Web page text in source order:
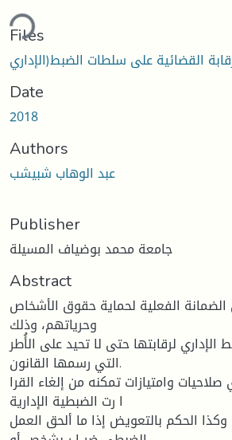
Files
Date
2018
Authors
عبد الوهاب شبيشب
Publisher
جامعة محمد بوضياف المسيلة
Abstract
الضمانة الفعلية لحماية حقوق الأشخاص
وحرياتهم، وذلك
لرقابتها حتى لا تحيد على الأُطر
التي رسمها القانون.
وامتيازات تمكنه من إلغاء القرا
ا رت الضبطية الإدارية
الحكم بالتعويض إذا ما ألحق العمل